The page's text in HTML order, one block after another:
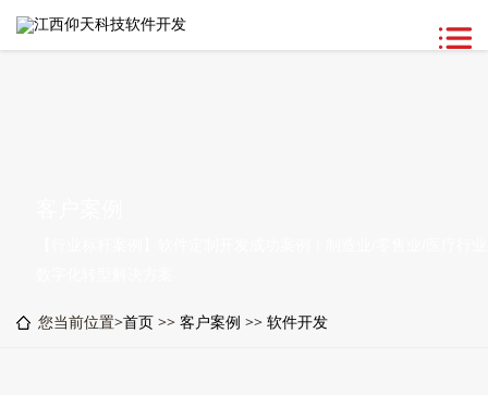
您当前位置>首页 >> 客户案例 >> 软件开发